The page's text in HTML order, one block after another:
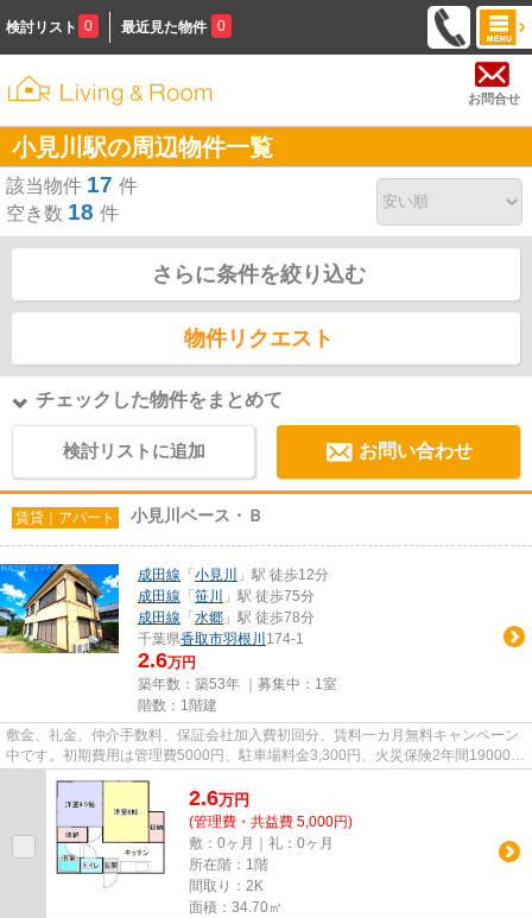
検討リスト 0 最近見た物件 0
お問合せ
小見川駅の周辺物件一覧
該当物件 17 件
空き数 18 件
さらに条件を絞り込む
物件リクエスト
チェックした物件をまとめて
検討リストに追加 お問い合わせ
賃貸｜アパート 小見川ベース・Ｂ
成田線 「 小見川
」駅 徒歩12分
成田線 「 笹川
」駅 徒歩75分
成田線 「 水郷 」駅 徒歩78分
千葉県香取市羽根川 174-1
2.6万円
築年数：築53年 ｜募集中： 1室
階数：1階建
敷金、礼金、仲介手数料、保証会社加入費初回分、賃料一カ月無料キャンペーン
中です。初期費用は管理費5000円、駐車場料金3,300円、火災保険2年間19000円
2.6万円
(管理費・共益費 5,000円)
敷：0ヶ月｜礼：0ヶ月
所在階：1階
間取り：2K
面積：34.70㎡